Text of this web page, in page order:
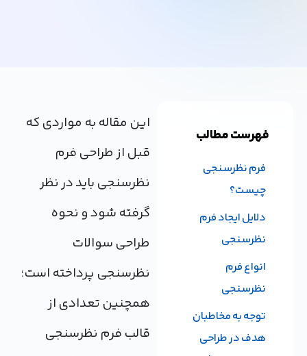
این مقاله به مواردی که
قبل از طراحی فرم
نظرسنجی باید در نظر
گرفته شود و نحوه
طراحی سوالات
نظرسنجی پرداخته است؛
همچنین تعدادی از
قالب فرم نظرسنجی
فهرست مطالب
فرم نظرسنجی
چیست؟
دلایل ایجاد فرم
نظرسنجی
انواع فرم
نظرسنجی
توجه به مخاطبان
هدف در طراحی